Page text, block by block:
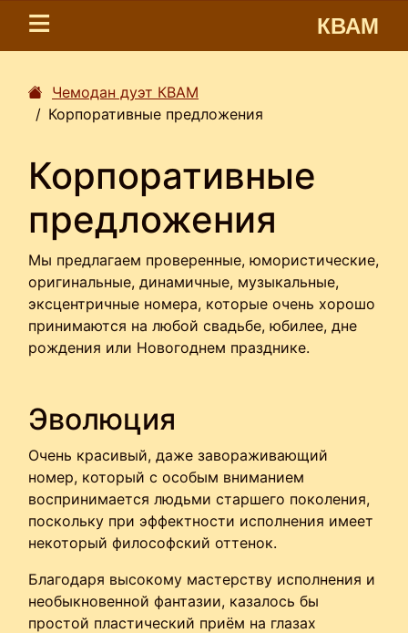
КВАМ
Чемодан дуэт КВАМ
Корпоративные предложения
Корпоративные
предложения
Мы предлагаем проверенные, юмористические,
оригинальные, динамичные, музыкальные,
эксцентричные номера, которые очень хорошо
принимаются на любой свадьбе, юбилее, дне
рождения или Новогоднем празднике.
Эволюция
Очень красивый, даже завораживающий
номер, который с особым вниманием
воспринимается людьми старшего поколения,
поскольку при эффектности исполнения имеет
некоторый философский оттенок.
Благодаря высокому мастерству исполнения и
необыкновенной фантазии, казалось бы
простой пластический приём на глазах